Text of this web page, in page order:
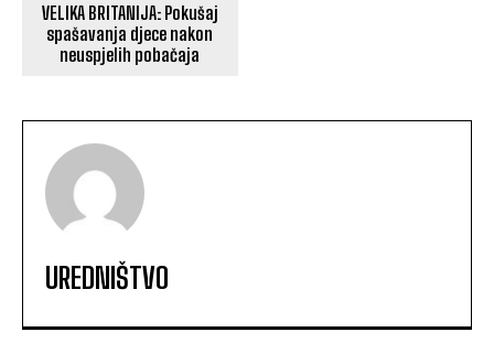
VELIKA BRITANIJA: Pokušaj
spašavanja djece nakon
neuspjelih pobačaja
UREDNIŠTVO